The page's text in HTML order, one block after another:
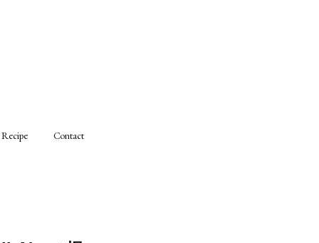
Recipe Contact